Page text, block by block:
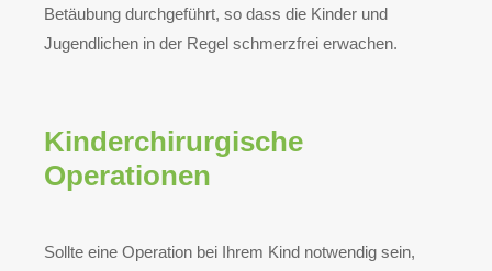
Betäubung durchgeführt, so dass die Kinder und
Jugendlichen in der Regel schmerzfrei erwachen.
Kinderchirurgische
Operationen
Sollte eine Operation bei Ihrem Kind notwendig sein,